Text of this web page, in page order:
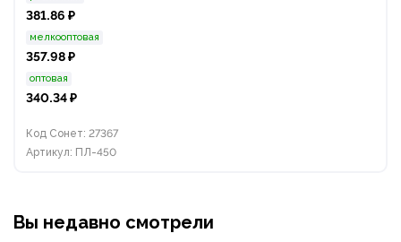
381.86 ₽
мелкооптовая
357.98 ₽
оптовая
340.34 ₽
Код Сонет: 27367
Артикул: ПЛ-450
Вы недавно смотрели